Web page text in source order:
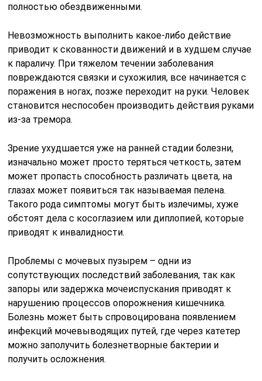
полностью обездвиженными.
Невозможность выполнить какое-либо действие
приводит к скованности движений и в худшем случае
к параличу. При тяжелом течении заболевания
повреждаются связки и сухожилия, все начинается с
поражения в ногах, позже переходит на руки. Человек
становится неспособен производить действия руками
из-за тремора.
Зрение ухудшается уже на ранней стадии болезни,
изначально может просто теряться четкость, затем
может пропасть способность различать цвета, на
глазах может появиться так называемая пелена.
Такого рода симптомы могут быть излечимы, хуже
обстоят дела с косоглазием или диплопией, которые
приводят к инвалидности.
Проблемы с мочевых пузырем – одни из
сопутствующих последствий заболевания, так как
запоры или задержка мочеиспускания приводят к
нарушению процессов опорожнения кишечника.
Болезнь может быть спровоцирована появлением
инфекций мочевыводящих путей, где через катетер
можно заполучить болезнетворные бактерии и
получить осложнения.